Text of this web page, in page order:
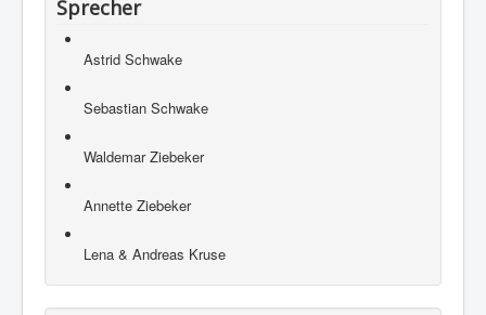
Sprecher
Astrid Schwake
Sebastian Schwake
Waldemar Ziebeker
Annette Ziebeker
Lena & Andreas Kruse